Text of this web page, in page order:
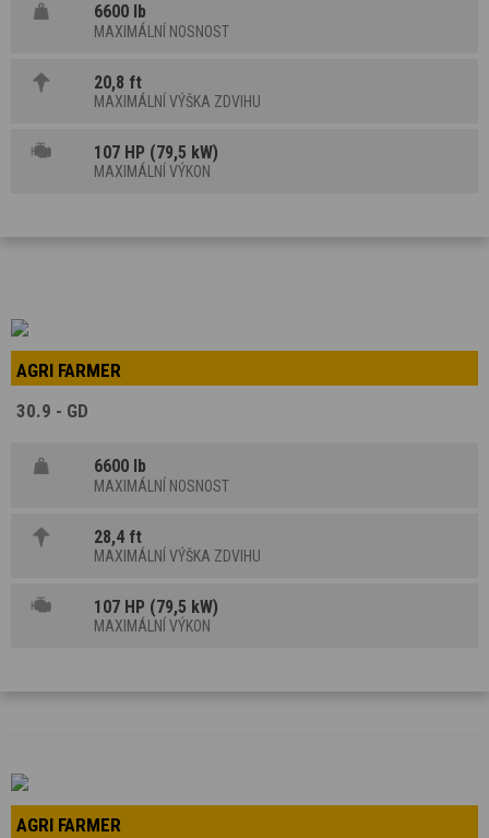
6600 lb
MAXIMÁLNÍ NOSNOST
20,8 ft
MAXIMÁLNÍ VÝŠKA ZDVIHU
107 HP (79,5 kW)
MAXIMÁLNÍ VÝKON
AGRI FARMER
30.9 - GD
6600 lb
MAXIMÁLNÍ NOSNOST
28,4 ft
MAXIMÁLNÍ VÝŠKA ZDVIHU
107 HP (79,5 kW)
MAXIMÁLNÍ VÝKON
AGRI FARMER